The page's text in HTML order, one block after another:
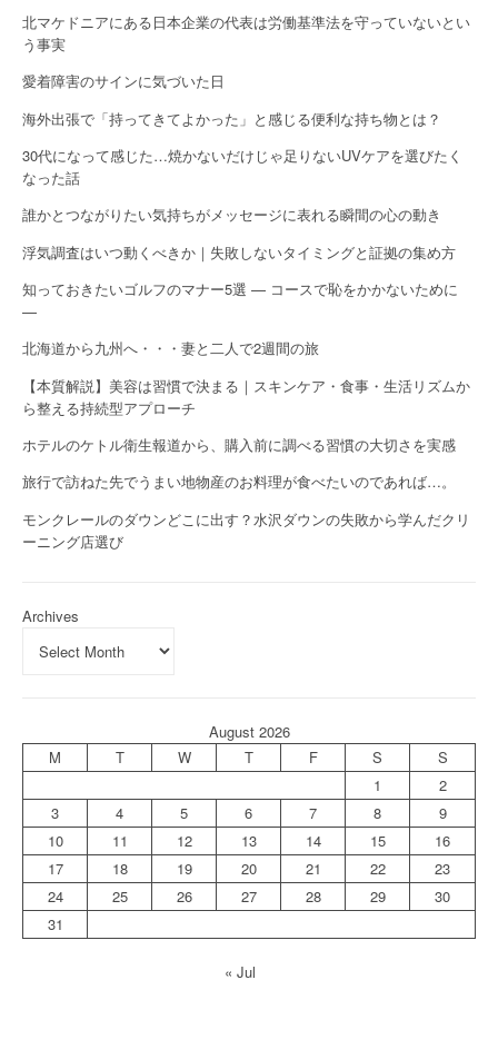
北マケドニアにある日本企業の代表は労働基準法を守っていないとい
う事実
愛着障害のサインに気づいた日
海外出張で「持ってきてよかった」と感じる便利な持ち物とは？
30代になって感じた…焼かないだけじゃ足りないUVケアを選びたく
なった話
誰かとつながりたい気持ちがメッセージに表れる瞬間の心の動き
浮気調査はいつ動くべきか｜失敗しないタイミングと証拠の集め方
知っておきたいゴルフのマナー5選 — コースで恥をかかないために
—
北海道から九州へ・・・妻と二人で2週間の旅
【本質解説】美容は習慣で決まる｜スキンケア・食事・生活リズムか
ら整える持続型アプローチ
ホテルのケトル衛生報道から、購入前に調べる習慣の大切さを実感
旅行で訪ねた先でうまい地物産のお料理が食べたいのであれば…。
モンクレールのダウンどこに出す？水沢ダウンの失敗から学んだクリ
ーニング店選び
Archives
August 2026
M
T W T F S
S
1
2
3
4 5 6 7 8
9
10
11 12 13 14 15
16
17
18 19 20 21 22
23
24
25 26 27 28 29
30
31
« Jul